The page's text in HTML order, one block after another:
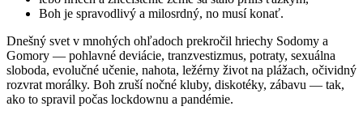
Boh je spravodlivý a milosrdný, no musí konať.
Dnešný svet v mnohých ohľadoch prekročil hriechy Sodomy a
Gomory — pohlavné deviácie, tranzvestizmus, potraty, sexuálna
sloboda, evolučné učenie, nahota, ležérny život na plážach, očividný
rozvrat morálky. Boh zruší nočné kluby, diskotéky, zábavu — tak,
ako to spravil počas lockdownu a pandémie.